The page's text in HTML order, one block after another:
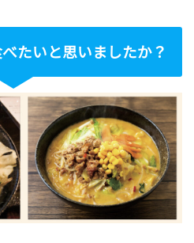
たいと思いましたか？